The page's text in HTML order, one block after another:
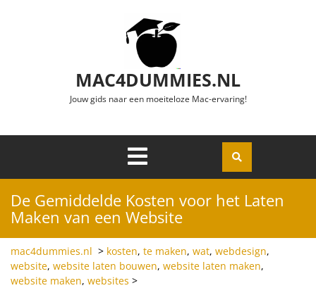
MAC4DUMMIES.NL
Jouw gids naar een moeiteloze Mac-ervaring!
Openen
De Gemiddelde Kosten voor het Laten
Maken van een Website
mac4dummies.nl > kosten, te maken, wat, webdesign,
website, website laten bouwen, website laten maken,
website maken, websites >